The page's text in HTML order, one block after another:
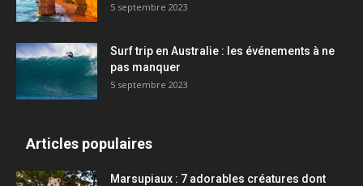
5 septembre 2023
Surf trip en Australie : les événements à ne
pas manquer
5 septembre 2023
Articles populaires
Marsupiaux : 7 adorables créatures dont